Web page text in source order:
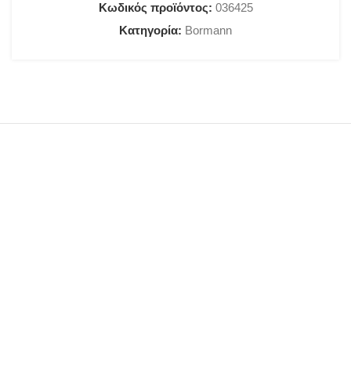
Κωδικός προϊόντος: 036425
Κατηγορία: Bormann